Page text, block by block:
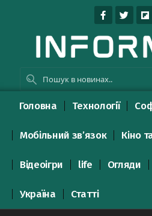
Головна Технології
Мобільний зв’язок Кіно
Відеоігри life Огляди
Україна Статті